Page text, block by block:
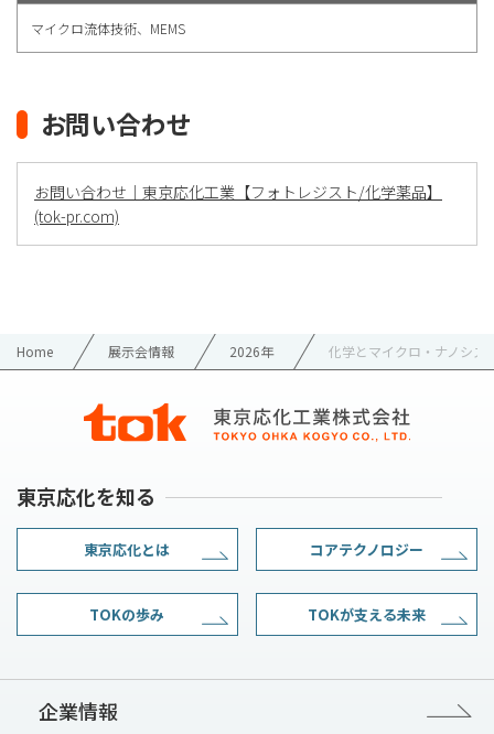
マイクロ流体技術、MEMS
お問い合わせ
お問い合わせ｜東京応化工業【フォトレジスト/化学薬品】
(tok-pr.com)
Home 展示会情報 2026年 化学とマイクロ・ナノシス
東京応化を知る
東京応化とは コアテクノロジー
TOKの歩み TOKが支える未来
企業情報